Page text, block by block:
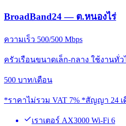
BroadBand24 — ต.หนองไร่
ความเร็ว 500/500 Mbps
ครัวเรือนขนาดเล็ก-กลาง ใช้งานทั่ว
500 บาท/เดือน
*ราคาไม่รวม VAT 7% *สัญญา 24
เราเตอร์ AX3000 Wi-Fi 6